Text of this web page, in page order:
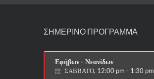
ΣΗΜΕΡΙΝΟ ΠΡΟΓΡΑΜΜΑ
Εφήβων - Νεανίδων
ΣΑΒΒΑΤΟ, 12:00 pm - 1:30 pm